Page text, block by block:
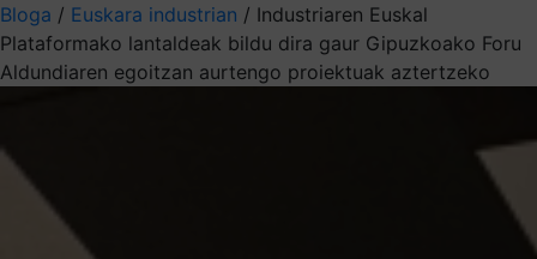
Bloga / Euskara industrian / Industriaren Euskal
Plataformako lantaldeak bildu dira gaur Gipuzkoako Foru
Aldundiaren egoitzan aurtengo proiektuak aztertzeko